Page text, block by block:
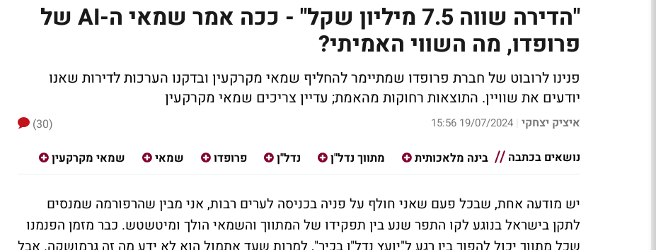
"הדירה שווה 7.5 מיליון שקל" - ככה אמר שמאי ה-AI של
פרופדו, מה השווי האמיתי?
פנינו לרובוט של חברת פרופדו שמתיימר להחליף שמאי מקרקעין ובדקנו הערכות לדירות שאנו
יודעים את שוויין. התוצאות רחוקות מהאמת; עדיין צריכים שמאי מקרקעין
איציק יצחקי |
19/07/2024 15:56
(30)
נושאים בכתבה
בינה מלאכותית מתווך נדל"ן נדל"ן פרופדו שמאי שמאי מקרקעין
יש מודעה אחת, שבכל פעם שאני חולף על פניה בכניסה לערים רבות, אני מבין שהרפורמה שמנסים
לתקן בישראל בנוגע לקו התפר שנע בין תפקידו של המתווך והשמאי הולך ומיטשטש. כבר מזמן הפנמנו